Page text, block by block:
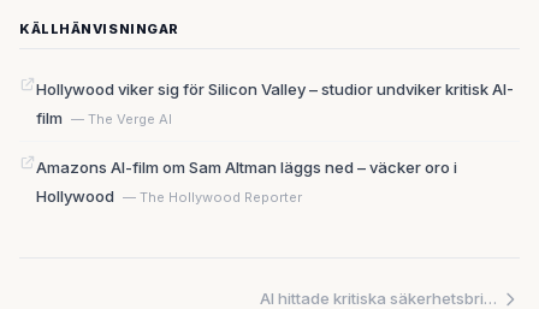
KÄLLHÄNVISNINGAR
Hollywood viker sig för Silicon Valley – studior undviker kritisk AI-
film — The Verge AI
Amazons AI-film om Sam Altman läggs ned – väcker oro i
Hollywood — The Hollywood Reporter
AI hittade kritiska säkerhetsbrister i hemliga amerikanska system på timmar — i ett planerat test